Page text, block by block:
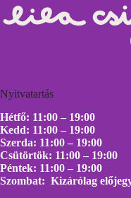
Nyitvatartás
Hétfő: 11:00 – 19:00
Kedd: 11:00 – 19:00
Szerda: 11:00 – 19:00
Csütörtök: 11:00 – 19:00
Péntek: 11:00 – 19:00
Szombat: Kizárólag